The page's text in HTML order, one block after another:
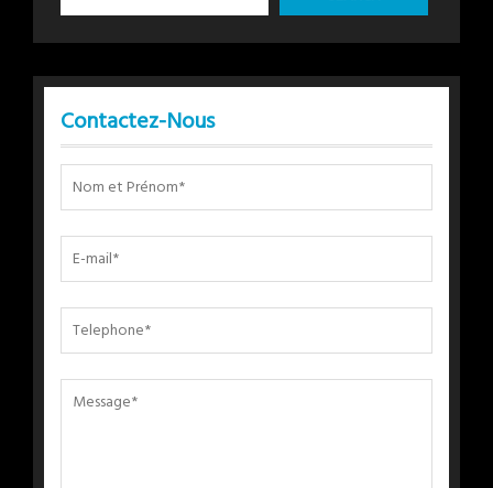
Contactez-Nous